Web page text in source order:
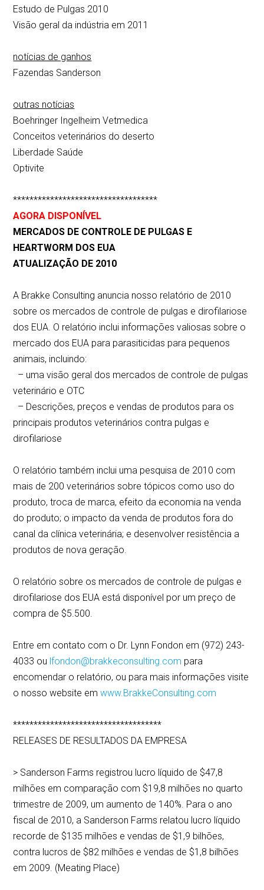
Estudo de Pulgas 2010
Visão geral da indústria em 2011
notícias de ganhos
Fazendas Sanderson
outras notícias
Boehringer Ingelheim Vetmedica
Conceitos veterinários do deserto
Liberdade Saúde
Optivite
***********************************
AGORA DISPONÍVEL
MERCADOS DE CONTROLE DE PULGAS E
HEARTWORM DOS EUA
ATUALIZAÇÃO DE 2010
A Brakke Consulting anuncia nosso relatório de 2010
sobre os mercados de controle de pulgas e dirofilariose
dos EUA. O relatório inclui informações valiosas sobre o
mercado dos EUA para parasiticidas para pequenos
animais, incluindo:
– uma visão geral dos mercados de controle de pulgas
veterinário e OTC
– Descrições, preços e vendas de produtos para os
principais produtos veterinários contra pulgas e
dirofilariose
O relatório também inclui uma pesquisa de 2010 com
mais de 200 veterinários sobre tópicos como uso do
produto, troca de marca, efeito da economia na venda
do produto; o impacto da venda de produtos fora do
canal da clínica veterinária; e desenvolver resistência a
produtos de nova geração.
O relatório sobre os mercados de controle de pulgas e
dirofilariose dos EUA está disponível por um preço de
compra de $5.500.
Entre em contato com o Dr. Lynn Fondon em (972) 243-
4033 ou lfondon@brakkeconsulting.com para
encomendar o relatório, ou para mais informações visite
o nosso website emwww.BrakkeConsulting.com
************************************
RELEASES DE RESULTADOS DA EMPRESA
> Sanderson Farms registrou lucro líquido de $47,8
milhões em comparação com $19,8 milhões no quarto
trimestre de 2009, um aumento de 140%. Para o ano
fiscal de 2010, a Sanderson Farms relatou lucro líquido
recorde de $135 milhões e vendas de $1,9 bilhões,
contra lucros de $82 milhões e vendas de $1,8 bilhões
em 2009. (Meating Place)